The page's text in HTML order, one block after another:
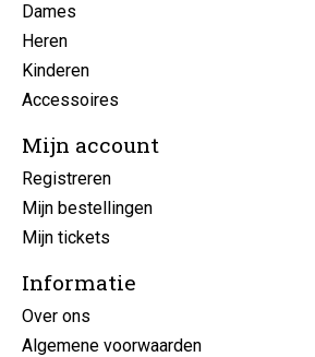
Dames
Heren
Kinderen
Accessoires
Mijn account
Registreren
Mijn bestellingen
Mijn tickets
Informatie
Over ons
Algemene voorwaarden